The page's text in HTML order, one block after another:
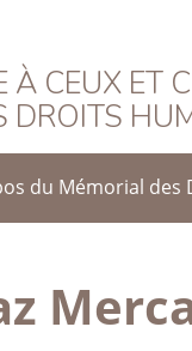
À CEUX ET
DROITS
du Mémorial des